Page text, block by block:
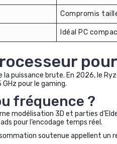
Compromis
Idéal PC
la puissance brute. En 2026, le
pour le gaming.
fréquence ?
modélisation 3D et parties
pour l’encodage temps réel.
soutenue appellent un